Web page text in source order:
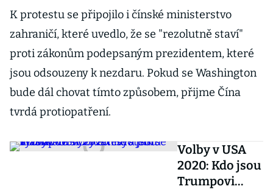
K protestu se připojilo i čínské ministerstvo
zahraničí, které uvedlo, že se "rezolutně staví"
proti zákonům podepsaným prezidentem, které
jsou odsouzeny k nezdaru. Pokud se Washington
bude dál chovat tímto způsobem, přijme Čína
tvrdá protiopatření.
Volby v USA
2020: Kdo jsou
Trumpovi